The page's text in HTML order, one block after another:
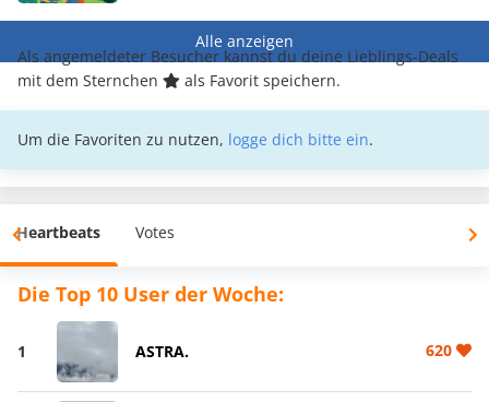
Alle anzeigen
Als angemeldeter Besucher kannst du deine Lieblings-Deals
mit dem Sternchen
als Favorit speichern.
Um die Favoriten zu nutzen, logge dich bitte ein.
Heartbeats Votes
Die Top 10 User der Woche:
1 ASTRA. 620